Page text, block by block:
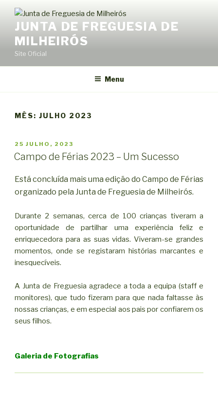
conteúdo
JUNTA DE FREGUESIA DE
MILHEIRÓS
Site Oficial
Menu
MÊS: JULHO 2023
PUBLICADO
EM
25 JULHO, 2023
Campo de Férias 2023 – Um Sucesso
Está concluída mais uma edição do Campo de Férias
organizado pela Junta de Freguesia de Milheirós.
Durante 2 semanas, cerca de 100 crianças tiveram a
oportunidade de partilhar uma experiência feliz e
enriquecedora para as suas vidas. Viveram-se grandes
momentos, onde se registaram histórias marcantes e
inesquecíveis.
A Junta de Freguesia agradece a toda a equipa (staff e
monitores), que tudo fizeram para que nada faltasse às
nossas crianças, e em especial aos pais por confiarem os
seus filhos.
Galeria de Fotografias